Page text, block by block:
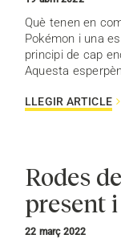
Què tenen en
Pokémon i una
principi de cap
Aquesta
LLEGIR ARTICLE
Rodes
present
22 març 2022